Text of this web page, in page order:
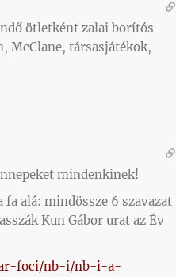
ötletként zalai borítós
McClane, társasjátékok,
mindenkinek!
alá: mindössze 6 szavazat
Kun Gábor urat az Év
foci/nb-i/nb-i-a-